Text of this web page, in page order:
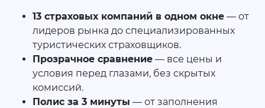
13 страховых компаний в одном окне — от
лидеров рынка до специализированных
туристических страховщиков.
Прозрачное сравнение — все цены и
условия перед глазами, без скрытых
комиссий.
Полис за 3 минуты — от заполнения